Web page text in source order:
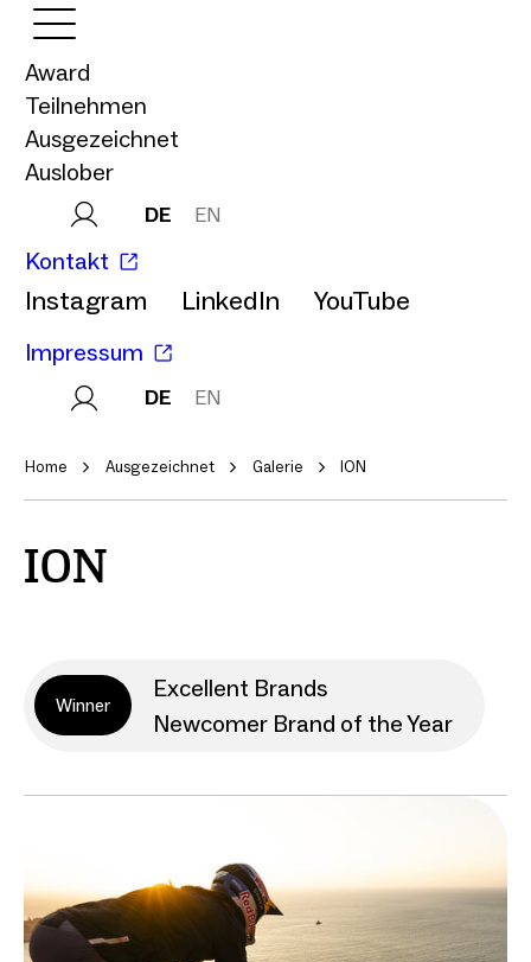
Award
Teilnehmen
Ausgezeichnet
Auslober
DE EN
Kontakt
Instagram LinkedIn YouTube
Impressum
DE EN
Home Ausgezeichnet Galerie ION
ION
Winner
Excellent Brands
Newcomer Brand of the Year